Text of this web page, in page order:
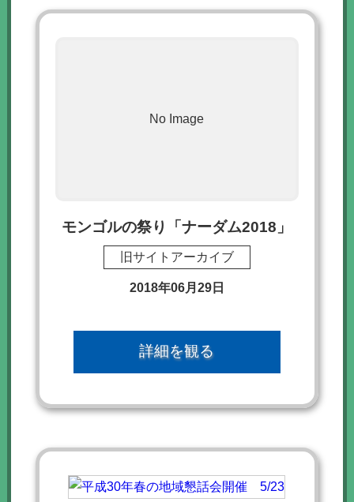
モンゴルの祭り「ナーダム2018」
旧サイトアーカイブ
2018年06月29日
詳細を観る
No Image